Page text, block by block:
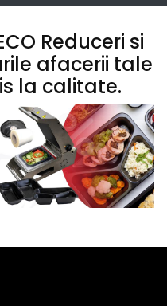
Reduceri si
afacerii tale
la calitate.